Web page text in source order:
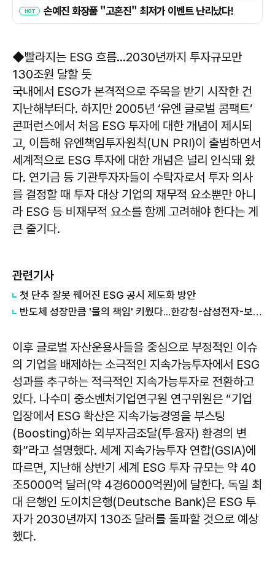
◆빨라지는 ESG 흐름…2030년까지 투자규모만
130조원 달할 듯
국내에서 ESG가 본격적으로 주목을 받기 시작한 건
지난해부터다. 하지만 2005년 ‘유엔 글로벌 콤팩트’
콘퍼런스에서 처음 ESG 투자에 대한 개념이 제시되
고, 이듬해 유엔책임투자원칙(UN PRI)이 출범하면서
세계적으로 ESG 투자에 대한 개념은 널리 인식돼 왔
다. 연기금 등 기관투자자들이 수탁자로서 투자 의사
를 결정할 때 투자 대상 기업의 재무적 요소뿐만 아니
라 ESG 등 비재무적 요소를 함께 고려해야 한다는 게
큰 줄기다.
관련기사
첫 단추 잘못 꿰어진 ESG 공시 제도화 방안
반도체 성장만큼 '물의 책임' 키웠다...한강청-삼성전자-보전원, 한강수계 ESG 민관협력 공동조성사업 본격 추진
이후 글로벌 자산운용사들을 중심으로 부정적인 이슈
의 기업을 배제하는 소극적인 지속가능투자에서 ESG
성과를 추구하는 적극적인 지속가능투자로 전환하고
있다. 나수미 중소벤처기업연구원 연구위원은 “기업
입장에서 ESG 확산은 지속가능경영을 부스팅
(Boosting)하는 외부자금조달(투‧융자) 환경의 변
화”라고 설명했다. 세계 지속가능투자 연합(GSIA)에
따르면, 지난해 상반기 세계 ESG 투자 규모는 약 40
조5000억 달러(약 4경6000억원)에 달한다. 독일 최
대 은행인 도이치은행(Deutsche Bank)은 ESG 투
자가 2030년까지 130조 달러를 돌파할 것으로 예상
했다.